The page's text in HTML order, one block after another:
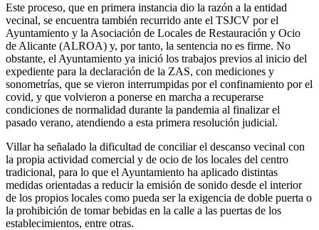
Este proceso, que en primera instancia dio la razón a la entidad
vecinal, se encuentra también recurrido ante el TSJCV por el
Ayuntamiento y la Asociación de Locales de Restauración y Ocio
de Alicante (ALROA) y, por tanto, la sentencia no es firme. No
obstante, el Ayuntamiento ya inició los trabajos previos al inicio del
expediente para la declaración de la ZAS, con mediciones y
sonometrías, que se vieron interrumpidas por el confinamiento por el
covid, y que volvieron a ponerse en marcha a recuperarse
condiciones de normalidad durante la pandemia al finalizar el
pasado verano, atendiendo a esta primera resolución judicial.
Villar ha señalado la dificultad de conciliar el descanso vecinal con
la propia actividad comercial y de ocio de los locales del centro
tradicional, para lo que el Ayuntamiento ha aplicado distintas
medidas orientadas a reducir la emisión de sonido desde el interior
de los propios locales como pueda ser la exigencia de doble puerta o
la prohibición de tomar bebidas en la calle a las puertas de los
establecimientos, entre otras.